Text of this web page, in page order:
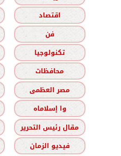
اقتصاد
فن
تكنولوجيا
محافظات
مصر العظمى
وا إسلاماه
مقال رئيس التحرير
فيديو الزمان